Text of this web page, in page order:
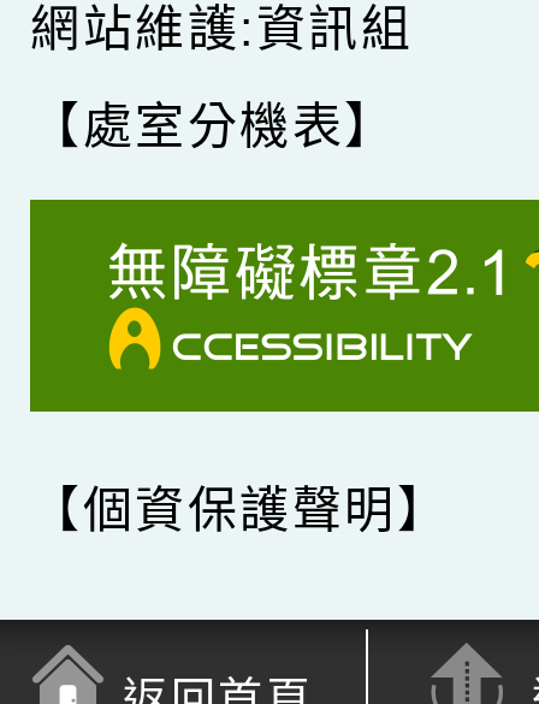
網站維護:資訊組
【處室分機表】
【個資保護聲明】